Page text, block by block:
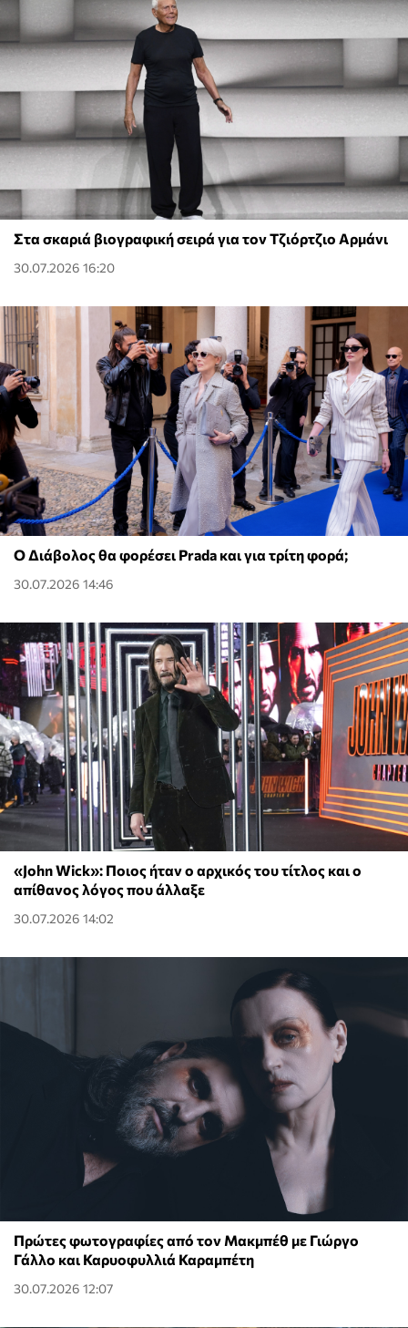
Στα σκαριά βιογραφική σειρά για τον Τζιόρτζιο Αρμάνι
30.07.2026 16:20
Ο Διάβολος θα φορέσει Prada και για τρίτη φορά;
30.07.2026 14:46
«John Wick»: Ποιος ήταν ο αρχικός του τίτλος και ο
απίθανος λόγος που άλλαξε
30.07.2026 14:02
Πρώτες φωτογραφίες από τον Μακμπέθ με Γιώργο
Γάλλο και Καρυοφυλλιά Καραμπέτη
30.07.2026 12:07